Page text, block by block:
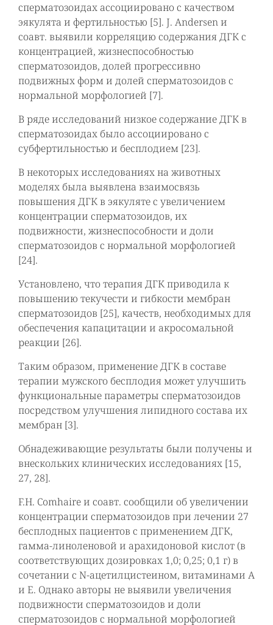
сперматозоидах ассоциировано с качеством
эякулята и фертильностью [5]. J. Andersen и
соавт. выявили корреляцию содержания ДГК с
концентрацией, жизнеспособностью
сперматозоидов, долей прогрессивно
подвижных форм и долей сперматозоидов с
нормальной морфологией [7].
В ряде исследований низкое содержание ДГК в
сперматозоидах было ассоциировано с
субфертильностью и бесплодием [23].
В некоторых исследованиях на животных
моделях была выявлена взаимосвязь
повышения ДГК в эякуляте с увеличением
концентрации сперматозоидов, их
подвижности, жизнеспособности и доли
сперматозоидов с нормальной морфологией
[24].
Установлено, что терапия ДГК приводила к
повышению текучести и гибкости мембран
сперматозоидов [25], качеств, необходимых для
обеспечения капацитации и акросомальной
реакции [26].
Таким образом, применение ДГК в составе
терапии мужского бесплодия может улучшить
функциональные параметры сперматозоидов
посредством улучшения липидного состава их
мембран [3].
Обнадеживающие результаты были получены и
внескольких клинических исследованиях [15,
27, 28].
F.H. Comhaire и соавт. сообщили об увеличении
концентрации сперматозоидов при лечении 27
бесплодных пациентов с применением ДГК,
гамма-линоленовой и арахидоновой кислот (в
соответствующих дозировках 1,0; 0,25; 0,1 г) в
сочетании с N-ацетилцистеином, витаминами А
и Е. Однако авторы не выявили увеличения
подвижности сперматозоидов и доли
сперматозоидов с нормальной морфологией